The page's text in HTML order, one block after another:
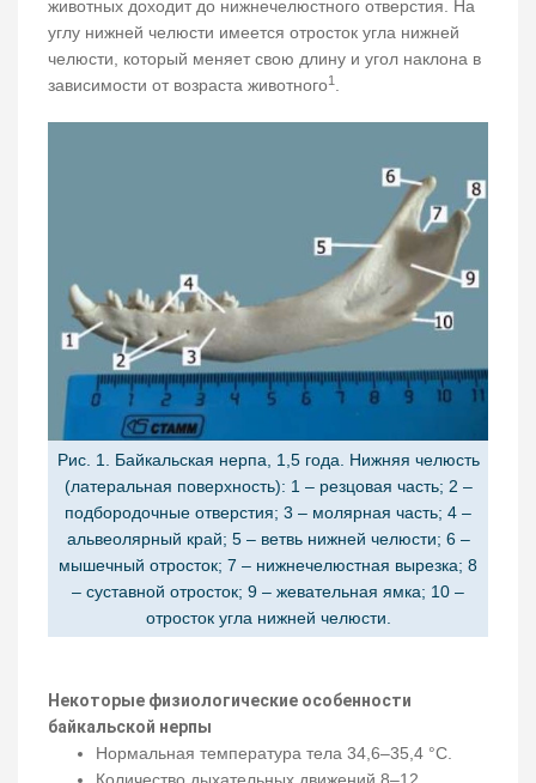
животных доходит до нижнечелюстного отверстия. На
углу нижней челюсти имеется отросток угла нижней
челюсти, который меняет свою длину и угол наклона в
зависимости от возраста животного1 .
Рис. 1. Байкальская нерпа, 1,5 года. Нижняя челюсть
(латеральная поверхность): 1 – резцовая часть; 2 –
подбородочные отверстия; 3 – молярная часть; 4 –
альвеолярный край; 5 – ветвь нижней челюсти; 6 –
мышечный отросток; 7 – нижнечелюстная вырезка; 8
– суставной отросток; 9 – жевательная ямка; 10 –
отросток угла нижней челюсти.
Некоторые физиологические особенности
байкальской нерпы
Нормальная температура тела 34,6–35,4 °С.
Количество дыхательных движений 8–12.